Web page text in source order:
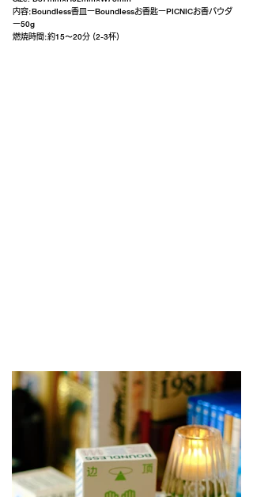
内容: BoundIess香皿ー BoundIessお香匙ー PICNICお香バウダ
ー50g
燃焼時間:約15〜20分 (2-3杯)